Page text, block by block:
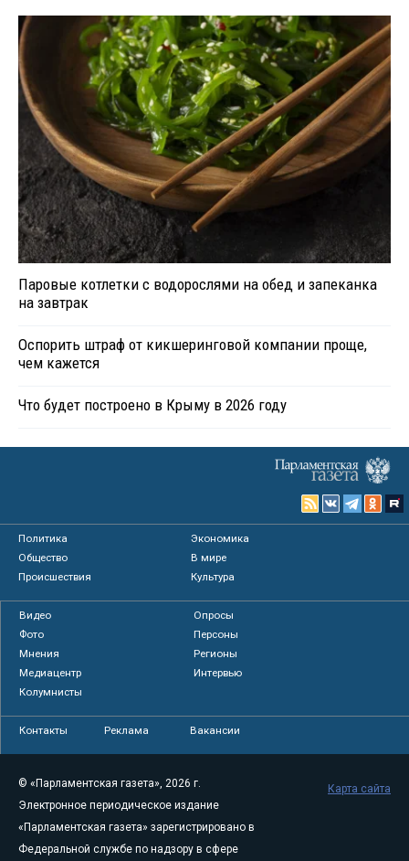
Паровые котлетки с водорослями на обед и запеканка
на завтрак
Оспорить штраф от кикшеринговой компании проще,
чем кажется
Что будет построено в Крыму в 2026 году
Политика
Экономика
Общество
В мире
Происшествия
Культура
Видео
Опросы
Фото
Персоны
Мнения
Регионы
Медиацентр
Интервью
Колумнисты
Контакты Реклама Вакансии
© «Парламентская газета», 2026 г.
Электронное периодическое издание
«Парламентская газета» зарегистрировано в
Федеральной службе по надзору в сфере
Карта сайта